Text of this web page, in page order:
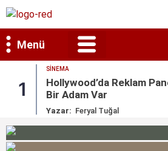
Menü
1
SINEMA
Hollywood’da Reklam
Bir Adam Var
Yazar: Feryal Tuğal